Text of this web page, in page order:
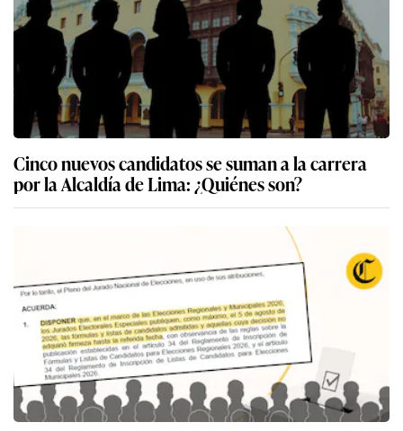
Cinco nuevos candidatos se suman a la carrera
por la Alcaldía de Lima: ¿Quiénes son?